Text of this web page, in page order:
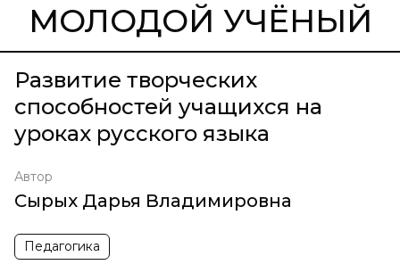
МОЛОДОЙ УЧЁНЫЙ
Развитие творческих
способностей учащихся на
уроках русского языка
Автор
Сырых Дарья Владимировна
Педагогика